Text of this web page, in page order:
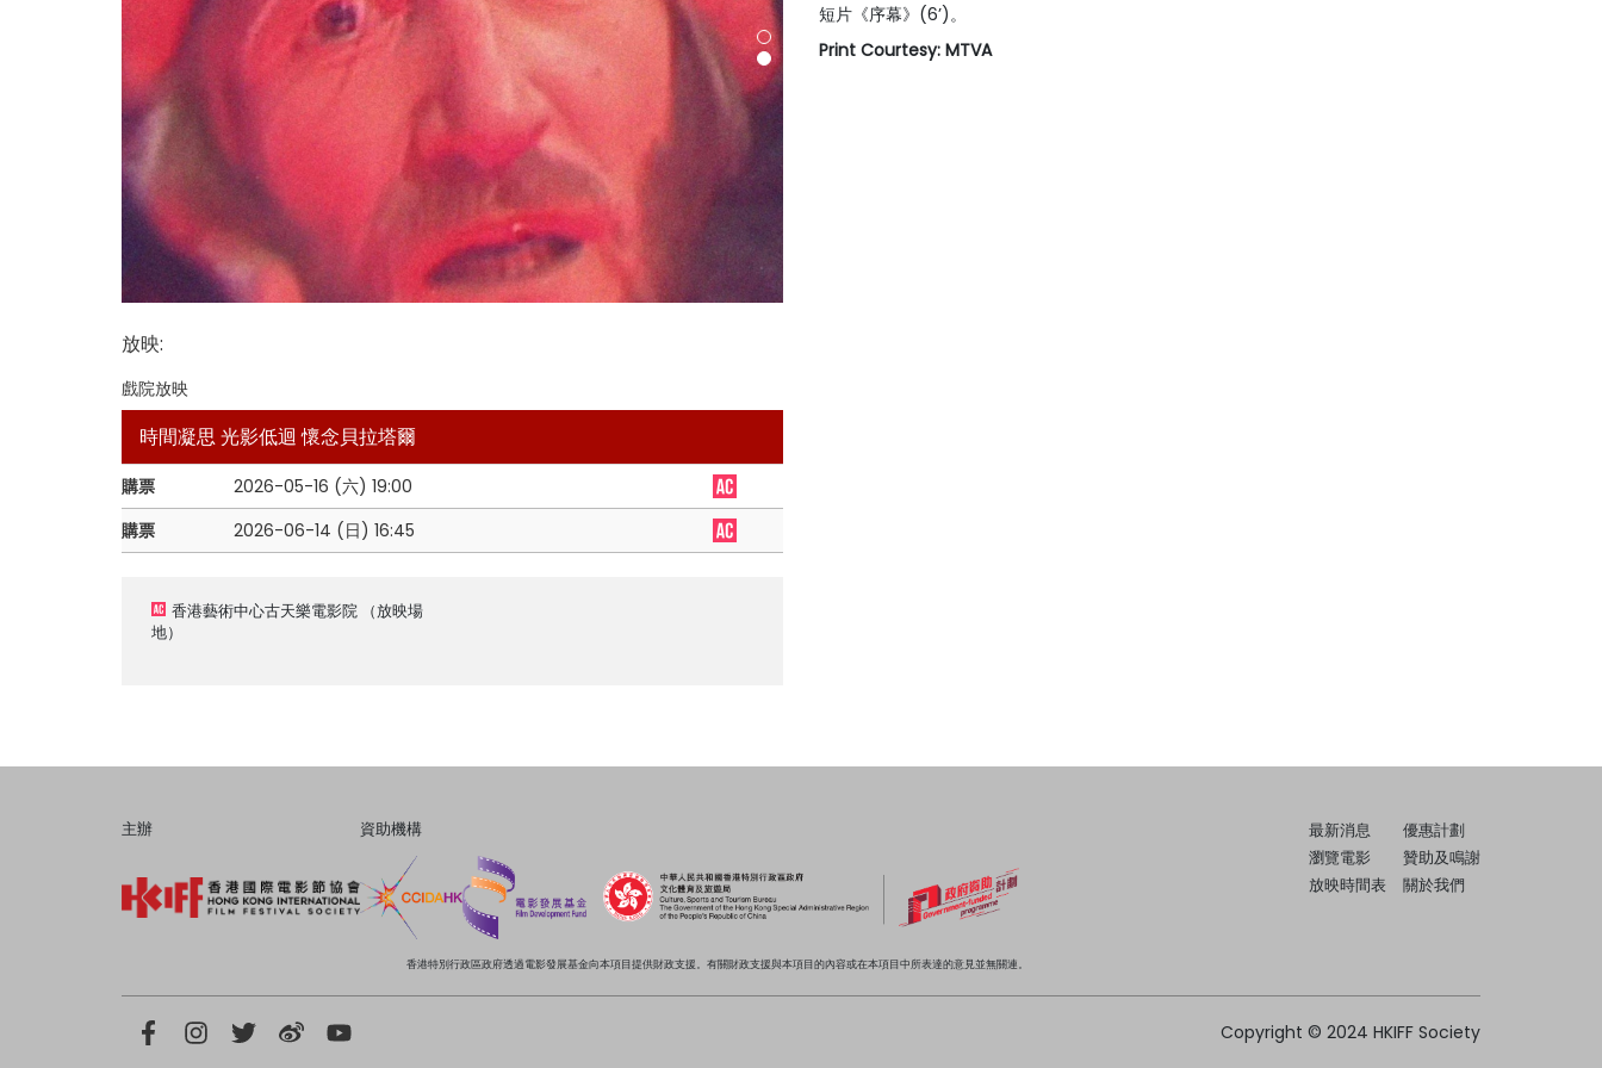
短片《序幕》(6’)。
Print Courtesy: MTVA
放映:
戲院放映
時間凝思 光影低迴 懷念貝拉塔爾
購票 2026-05-16 (六) 19:00
購票
2026-06-14 (日) 16:45
香港藝術中心古天樂電影院 （放映場
地）
主辦 資助機構
最新消息
瀏覽電影
放映時間表
優惠計劃
贊助及鳴謝
關於我們
香港特別行政區政府透過電影發展基金向本項目提供財政支援。有關財政支援與本項目的內容或在本項目中所表達的意見並無關連。
Copyright © 2024 HKIFF Society